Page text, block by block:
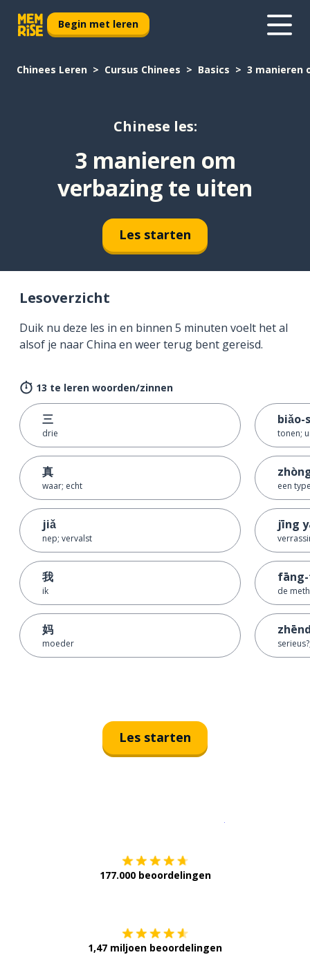
Begin met leren
Chinees Leren Cursus Chinees Basics 3 manieren
Chinese les:
3 manieren om
verbazing te uiten
Les starten
Lesoverzicht
Duik nu deze les in en binnen 5 minuten voelt het al
alsof je naar China en weer terug bent gereisd.
13 te leren woorden/zinnen
三
drie
真
waar; echt
jiǎ
nep; vervalst
我
ik
妈
moeder
biǎo-
tonen;
een
jīng
de
Les starten
177.000 beoordelingen
1,47 miljoen beoordelingen